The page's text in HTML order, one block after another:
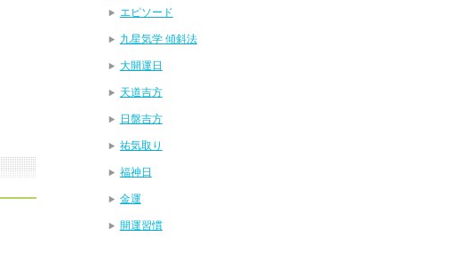
エピソード
九星気学 傾斜法
大開運日
天道吉方
日盤吉方
祐気取り
福神日
金運
開運習慣